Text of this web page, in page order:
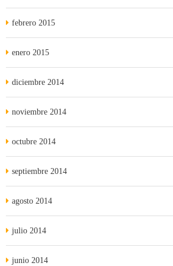
febrero 2015
enero 2015
diciembre 2014
noviembre 2014
octubre 2014
septiembre 2014
agosto 2014
julio 2014
junio 2014